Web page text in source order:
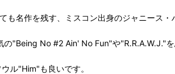
名作を残す、ミスコン出身のジャニース・
"Being No #2 Ain' No Fun"や"R.R.A.W.J."
ル"Him"も良いです。